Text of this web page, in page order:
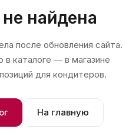
найдена
после обновления сайта.
каталоге — в магазине
для кондитеров.
На главную